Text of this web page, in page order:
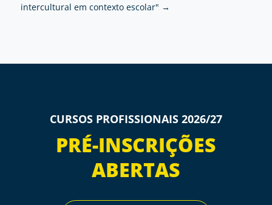
intercultural em contexto escolar" →
CURSOS PROFISSIONAIS 2026/27
PRÉ-INSCRIÇÕES
ABERTAS